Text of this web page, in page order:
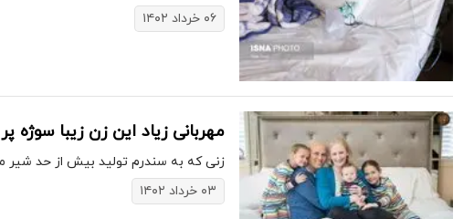
۰۶ خرداد ۱۴۰۲
مهربانی زیاد این زن زیبا
زنی که به سندرم تولید بیش از حد شیر
۰۳ خرداد ۱۴۰۲